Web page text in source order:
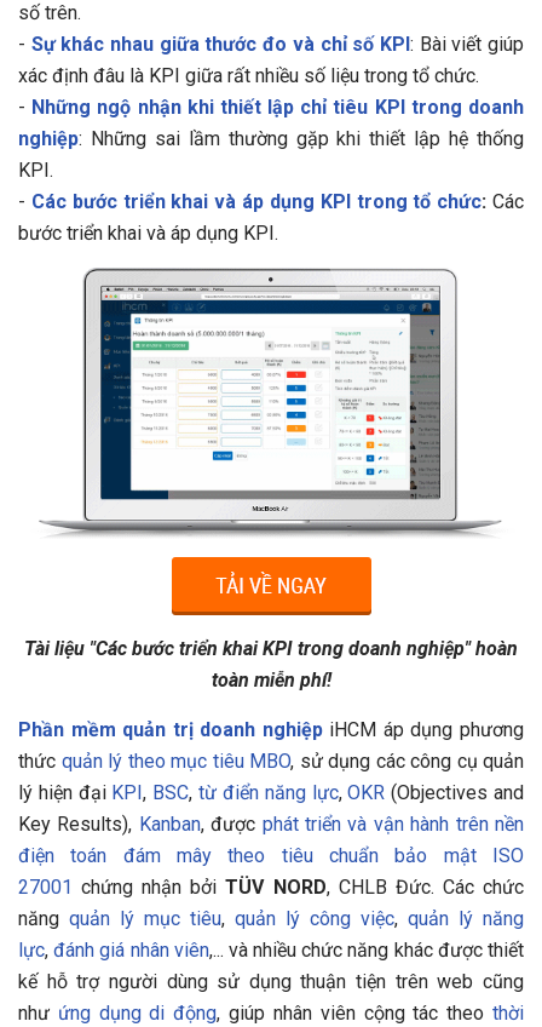
số trên.
- Sự khác nhau giữa thước đo và chỉ số KPI: Bài viết giúp
xác định đâu là KPI giữa rất nhiều số liệu trong tổ chức.
- Những ngộ nhận khi thiết lập chỉ tiêu KPI trong doanh
nghiệp: Những sai lầm thường gặp khi thiết lập hệ thống
KPI.
- Các bước triển khai và áp dụng KPI trong tổ chức:Các
bước triển khai và áp dụng KPI.
Tài liệu "Các bước triển khai KPI trong doanh nghiệp" hoàn
toàn miễn phí!
Phần mềm quản trị doanh nghiệpiHCM áp dụng phương
thức quản lý theo mục tiêu MBO, sử dụng các công cụ quản
lý hiện đại KPI, BSC,từ điển năng lực,OKR (Objectives and
Key Results), Kanban, được phát triển và vận hành trên nền
điện toán đám mây theo tiêu chuẩn bảo mật ISO
27001 chứng nhận bởiTÜV NORD, CHLB Đức. Các chức
năng quản lý mục tiêu, quản lý công việc, quản lý năng
lực,đánh giá nhân viên,... và nhiều chức năng khác được thiết
kế hỗ trợ người dùng sử dụng thuận tiện trên web cũng
như ứng dụng di động, giúp nhân viên cộng tác theothời